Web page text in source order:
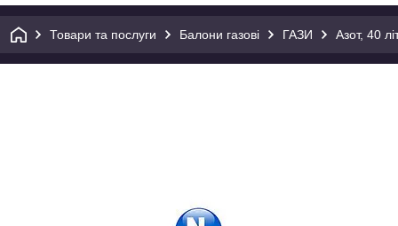
Товари та послуги Балони газові ГАЗИ Азот, 40